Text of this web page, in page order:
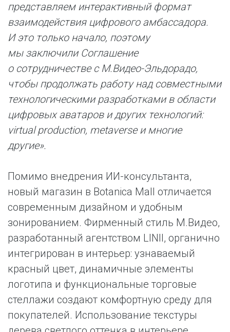
представляем интерактивный формат
взаимодействия цифрового амбассадора.
И это только начало, поэтому
мы заключили Соглашение
о сотрудничестве с М.Видео-Эльдорадо,
чтобы продолжать работу над совместными
технологическими разработками в области
цифровых аватаров и других технологий:
virtual production, metaverse и многие
другие».
Помимо внедрения ИИ-консультанта,
новый магазин в Botanica Mall отличается
современным дизайном и удобным
зонированием. Фирменный стиль М.Видео,
разработанный агентством LINII, органично
интегрирован в интерьер: узнаваемый
красный цвет, динамичные элементы
логотипа и функциональные торговые
стеллажи создают комфортную среду для
покупателей. Использование текстуры